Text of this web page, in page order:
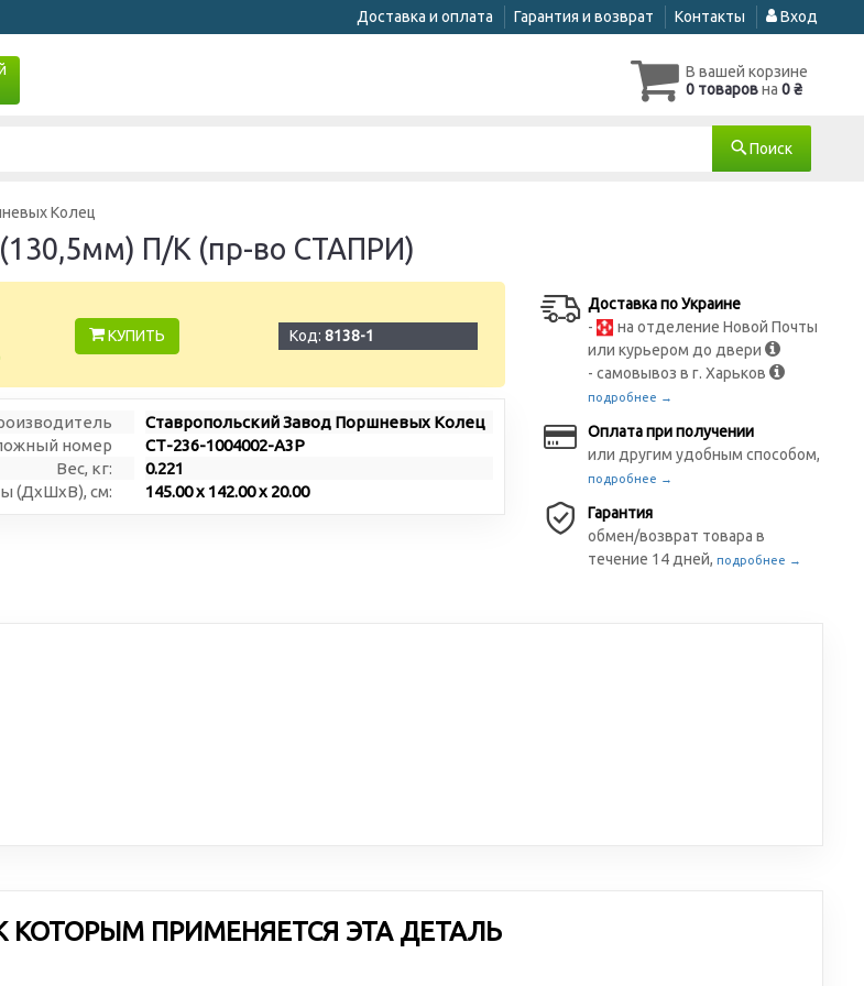
Доставка и оплата Гарантия и возврат Контакты Вход
В вашей корзине
0 товаровна 0 ₴
Поиск
Колец
П/К (пр-во СТАПРИ)
КУПИТЬ Код:8138-1
Ставропольский Завод Поршневых Колец
номер
СТ-236-1004002-А3Р
Вес, кг:
0.221
(ДxШxВ), см:
145.00 x 142.00 x 20.00
Доставка по Украине
-
на отделение Новой Почты
или курьером до двери
- самовывоз в г. Харьков
подробнее →
Оплата при получении
или другим удобным способом,
подробнее →
Гарантия
обмен/возврат товара в
течение 14 дней,подробнее →
КОТОРЫМ ПРИМЕНЯЕТСЯ ЭТА ДЕТАЛЬ